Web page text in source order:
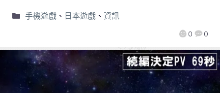
0 0
手機遊戲、 日本遊戲、 資訊